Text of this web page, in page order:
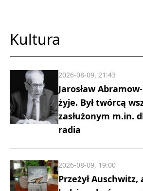
Kultura
Jarosław
żyje. Był twórcą
zasłużonym m.in.
radia
2026-08-09, 21:43
Przeżył Auschwitz,
2026-08-09, 19:00